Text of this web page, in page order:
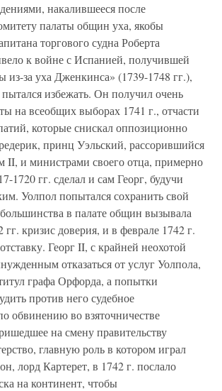
накалившееся после
палаты общин уха, якобы
торгового судна Роберта
к войне с Испанией, получившей
из-за уха Дженкинса» (1739-1748 гг.),
избежать. Он получил очень
на всеобщих выборах 1741 г., отчасти
которые снискал оппозиционно
принц Уэльский, рассорившийся
II, и министрами своего отца, примерно
1720 гг. сделал и сам Георг, будучи
Уолпол попытался сохранить свой
в палате общин вызывала
кризис доверия, и в феврале 1742 г.
Георг II, с крайней неохотой
отказаться от услуг Уолпола,
графа Орфорда, а попытки
против него судебное
обвинению во взяточничестве
на смену правительству
главную роль в котором играл
лорд Картерет, в 1742 г. послало
на континент, чтобы